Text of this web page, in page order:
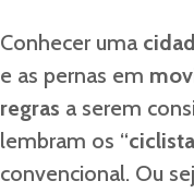
Conhecer uma
e as pernas em
regras a serem
lembram os “
convencional. Ou